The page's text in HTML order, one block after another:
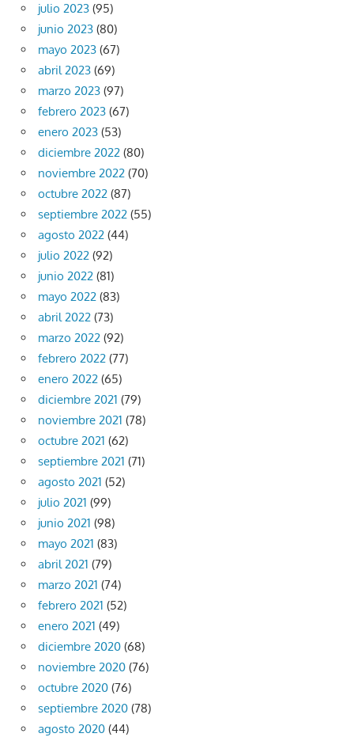
julio 2023 (95)
junio 2023 (80)
mayo 2023 (67)
abril 2023 (69)
marzo 2023 (97)
febrero 2023 (67)
enero 2023 (53)
diciembre 2022 (80)
noviembre 2022 (70)
octubre 2022 (87)
septiembre 2022 (55)
agosto 2022 (44)
julio 2022 (92)
junio 2022 (81)
mayo 2022 (83)
abril 2022 (73)
marzo 2022 (92)
febrero 2022 (77)
enero 2022 (65)
diciembre 2021 (79)
noviembre 2021 (78)
octubre 2021 (62)
septiembre 2021 (71)
agosto 2021 (52)
julio 2021 (99)
junio 2021 (98)
mayo 2021 (83)
abril 2021 (79)
marzo 2021 (74)
febrero 2021 (52)
enero 2021 (49)
diciembre 2020 (68)
noviembre 2020 (76)
octubre 2020 (76)
septiembre 2020 (78)
agosto 2020 (44)